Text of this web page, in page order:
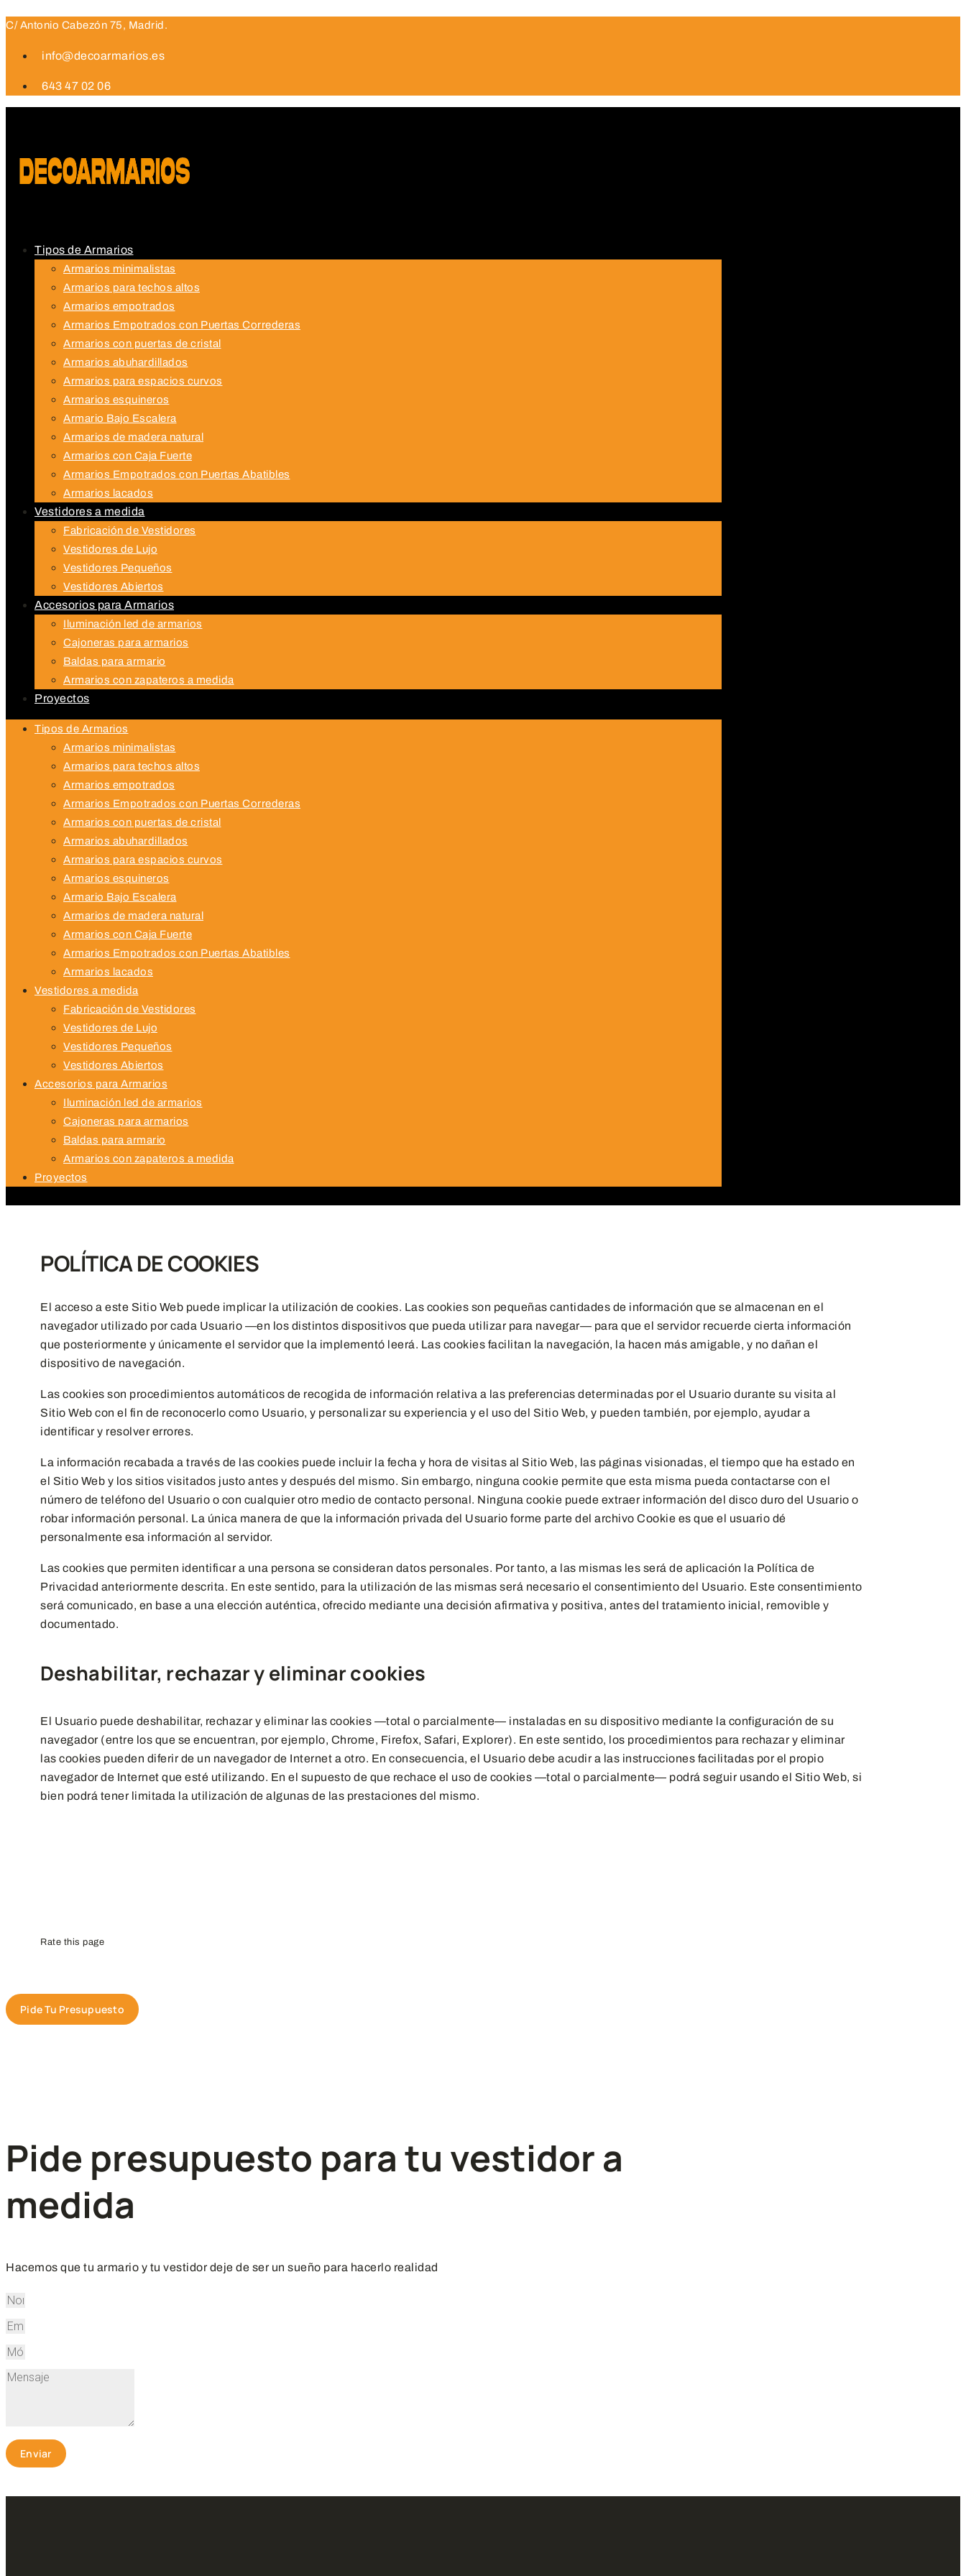
al
C/ Antonio Cabezón 75, Madrid.
info@decoarmarios.es
643 47 02 06
Tipos de Armarios
Armarios minimalistas
Armarios para techos altos
Armarios empotrados
Armarios Empotrados con Puertas Correderas
Armarios con puertas de cristal
Armarios abuhardillados
Armarios para espacios curvos
Armarios esquineros
Armario Bajo Escalera
Armarios de madera natural
Armarios con Caja Fuerte
Armarios Empotrados con Puertas Abatibles
Armarios lacados
Vestidores a medida
Fabricación de Vestidores
Vestidores de Lujo
Vestidores Pequeños
Vestidores Abiertos
Accesorios para Armarios
Iluminación led de armarios
Cajoneras para armarios
Baldas para armario
Armarios con zapateros a medida
Proyectos
Tipos de Armarios
Armarios minimalistas
Armarios para techos altos
Armarios empotrados
Armarios Empotrados con Puertas Correderas
Armarios con puertas de cristal
Armarios abuhardillados
Armarios para espacios curvos
Armarios esquineros
Armario Bajo Escalera
Armarios de madera natural
Armarios con Caja Fuerte
Armarios Empotrados con Puertas Abatibles
Armarios lacados
Vestidores a medida
Fabricación de Vestidores
Vestidores de Lujo
Vestidores Pequeños
Vestidores Abiertos
Accesorios para Armarios
Iluminación led de armarios
Cajoneras para armarios
Baldas para armario
Armarios con zapateros a medida
Proyectos
POLÍTICA DE COOKIES
El acceso a este Sitio Web puede implicar la utilización de cookies. Las cookies son pequeñas cantidades de información que se almacenan en el
navegador utilizado por cada Usuario —en los distintos dispositivos que pueda utilizar para navegar— para que el servidor recuerde cierta información
que posteriormente y únicamente el servidor que la implementó leerá. Las cookies facilitan la navegación, la hacen más amigable, y no dañan el
dispositivo de navegación.
Las cookies son procedimientos automáticos de recogida de información relativa a las preferencias determinadas por el Usuario durante su visita al
Sitio Web con el fin de reconocerlo como Usuario, y personalizar su experiencia y el uso del Sitio Web, y pueden también, por ejemplo, ayudar a
identificar y resolver errores.
La información recabada a través de las cookies puede incluir la fecha y hora de visitas al Sitio Web, las páginas visionadas, el tiempo que ha estado en
el Sitio Web y los sitios visitados justo antes y después del mismo. Sin embargo, ninguna cookie permite que esta misma pueda contactarse con el
número de teléfono del Usuario o con cualquier otro medio de contacto personal. Ninguna cookie puede extraer información del disco duro del Usuario o
robar información personal. La única manera de que la información privada del Usuario forme parte del archivo Cookie es que el usuario dé
personalmente esa información al servidor.
Las cookies que permiten identificar a una persona se consideran datos personales. Por tanto, a las mismas les será de aplicación la Política de
Privacidad anteriormente descrita. En este sentido, para la utilización de las mismas será necesario el consentimiento del Usuario. Este consentimiento
será comunicado, en base a una elección auténtica, ofrecido mediante una decisión afirmativa y positiva, antes del tratamiento inicial, removible y
documentado.
Deshabilitar, rechazar y eliminar cookies
El Usuario puede deshabilitar, rechazar y eliminar las cookies —total o parcialmente— instaladas en su dispositivo mediante la configuración de su
navegador (entre los que se encuentran, por ejemplo, Chrome, Firefox, Safari, Explorer). En este sentido, los procedimientos para rechazar y eliminar
las cookies pueden diferir de un navegador de Internet a otro. En consecuencia, el Usuario debe acudir a las instrucciones facilitadas por el propio
navegador de Internet que esté utilizando. En el supuesto de que rechace el uso de cookies —total o parcialmente— podrá seguir usando el Sitio Web, si
bien podrá tener limitada la utilización de algunas de las prestaciones del mismo.
Rate this page
Pide Tu Presupuesto
Pide presupuesto para tu vestidor a
medida
Hacemos que tu armario y tu vestidor deje de ser un sueño para hacerlo realidad
Enviar